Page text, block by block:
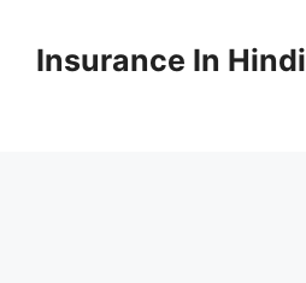
contentInsurance In Hindi